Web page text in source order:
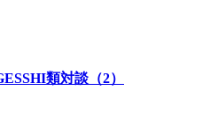
類対談（2）